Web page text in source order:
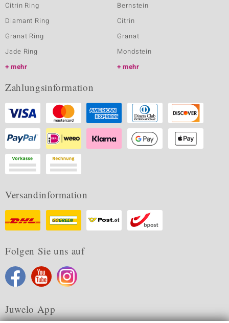
Citrin Ring
Diamant Ring
Granat Ring
Jade Ring
mehr
Bernstein
Citrin
Granat
Mondstein
mehr
Zahlungsinformation
Versandinformation
Folgen Sie uns auf
Juwelo App